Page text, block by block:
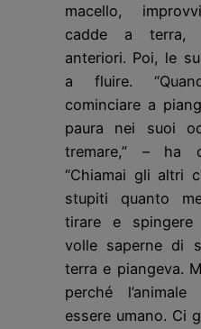
macello,
cadde a terra,
anteriori. Poi, le
a fluire.
cominciare a
paura nei suoi
tremare,” – ha
“Chiamai gli altri
stupiti quanto
tirare e spingere
volle saperne di
terra e piangeva.
perché
essere umano. Ci